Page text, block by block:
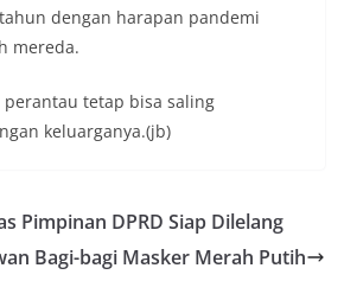
dengan harapan pandemi
mereda.
perantau tetap bisa saling
keluarganya.(jb)
Pimpinan DPRD Siap Dilelang
Bagi-bagi Masker Merah Putih